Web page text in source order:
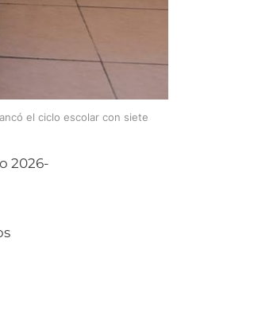
el ciclo escolar con siete
2026-